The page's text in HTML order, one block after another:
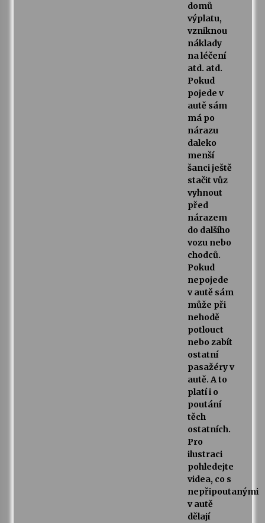
domů
výplatu,
vzniknou
náklady
na léčení
atd. atd.
Pokud
pojede v
autě sám
má po
nárazu
daleko
menší
šanci ještě
stačit vůz
vyhnout
před
nárazem
do dalšího
vozu nebo
chodců.
Pokud
nepojede
v autě sám
může při
nehodě
potlouct
nebo zabít
ostatní
pasažéry v
autě. A to
platí i o
poutání
těch
ostatních.
Pro
ilustraci
pohledejte
videa, co s
nepřipoutanými
v autě
dělají